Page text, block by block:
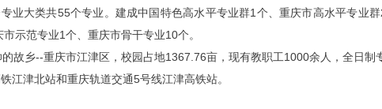
业大类共55个专业。建成中国特色高水平专业群1个、重庆市高水平专业群
示范专业1个、重庆市骨干专业10个。
故乡--重庆市江津区，校园占地1367.76亩，现有教职工1000余人，全日制
江津北站和重庆轨道交通5号线江津高铁站。